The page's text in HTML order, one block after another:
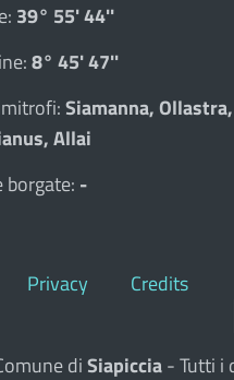
39° 55' 44''
8° 45' 47''
Siamanna,
Allai
borgate: -
Privacy Credits
diSiapiccia- Tutti i